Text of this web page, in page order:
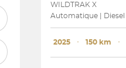
WILDTRAK X
Automatique | Diesel
2025 ･ 150 km ･